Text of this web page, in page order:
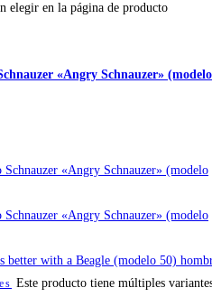
elegir en la página de producto
«Angry Schnauzer» (modelo
Este producto tiene múltiples